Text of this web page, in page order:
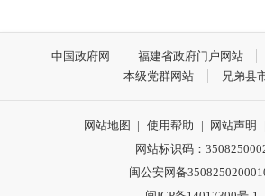
中国政府网 福建省政府门户网站
本级党群网站
兄弟县
网站地图 | 使用帮助 | 网站声明
网站标识码：
闽公安网备